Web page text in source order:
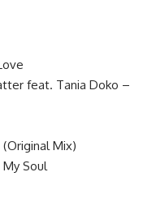
feat. Tania Doko –
Mix)
My Soul